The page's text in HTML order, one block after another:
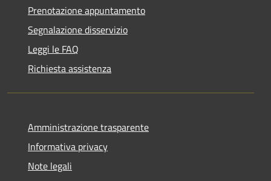
Prenotazione appuntamento
Segnalazione disservizio
Leggi le FAQ
Richiesta assistenza
Amministrazione trasparente
Informativa privacy
Note legali